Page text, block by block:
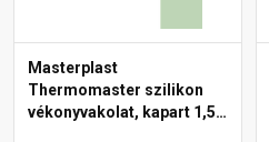
Masterplast
Thermomaster szilikon
vékonyvakolat, kapart 1,5